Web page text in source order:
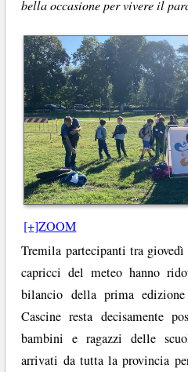
bella occasione per vivere il
[+]ZOOM
Tremila partecipanti tra
capricci del meteo hanno
bilancio della prima
Cascine resta decisamente
bambini e ragazzi delle
arrivati da tutta la provincia